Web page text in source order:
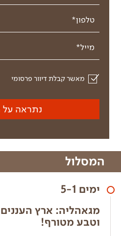
טלפון*
מייל*
מאשר קבלת דיוור פרסומי
נתראה
המסלול
ימים 5-1
מגאהליה: ארץ
וטבע מטורף!